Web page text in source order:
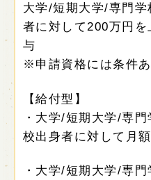
大学/短期大学/専門
者に対して200万円
与
※申請資格には条件あ
【給付型】
・大学/短期大学/専
校出身者に対して月
・大学/短期大学/専